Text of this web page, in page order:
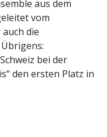
aus dem
vom
die
bei der
den ersten Platz in